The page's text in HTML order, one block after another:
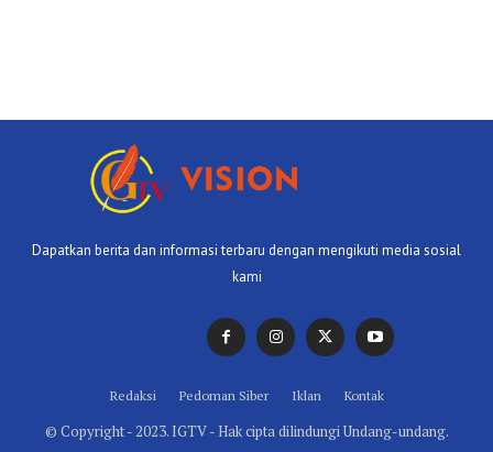
Dapatkan berita dan informasi terbaru dengan mengikuti media sosial
kami
Redaksi Pedoman Siber Iklan Kontak
© Copyright - 2023. IGTV - Hak cipta dilindungi Undang-undang.